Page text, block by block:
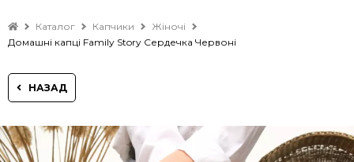
Каталог Капчики
Жіночі
Домашні капці Family Story Сердечка Червоні
НАЗАД